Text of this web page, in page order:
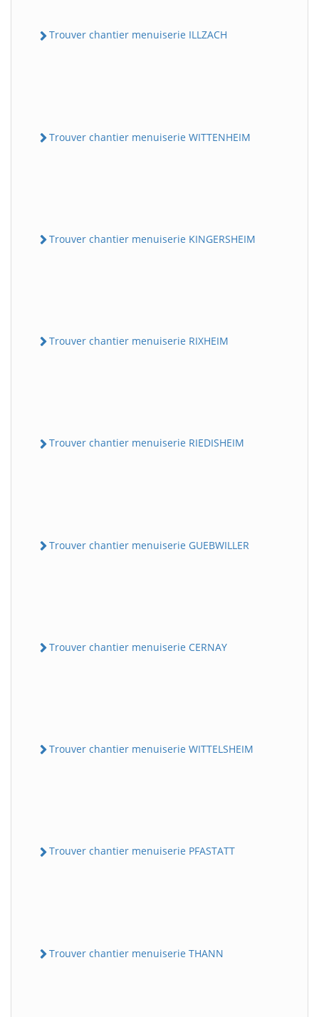
Trouver chantier menuiserie ILLZACH
Trouver chantier menuiserie WITTENHEIM
Trouver chantier menuiserie KINGERSHEIM
Trouver chantier menuiserie RIXHEIM
Trouver chantier menuiserie RIEDISHEIM
Trouver chantier menuiserie GUEBWILLER
Trouver chantier menuiserie CERNAY
Trouver chantier menuiserie WITTELSHEIM
Trouver chantier menuiserie PFASTATT
Trouver chantier menuiserie THANN